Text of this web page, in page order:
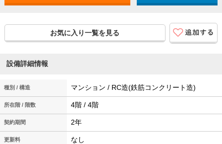
お気に入り一覧を見る
設備詳細情報
種別 / 構造 マンション / RC造(鉄筋コンクリート造)
所在階 / 階数 4階 / 4階
契約期間 2年
更新料 なし